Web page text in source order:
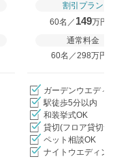
割引プラン
60名／ 149万円
通常料金
60名／298万円〜
ガーデンウエディ
駅徒歩5分以内
和装挙式OK
貸切(フロア貸切含
ペット相談OK
ナイトウエディン